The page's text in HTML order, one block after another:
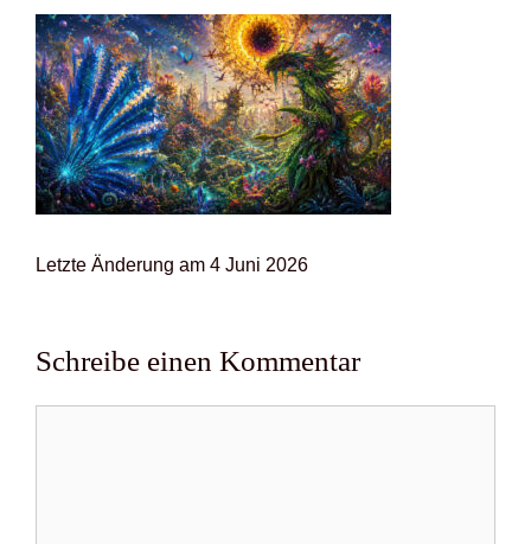
Letz­te Ände­rung am 4 Juni 2026
Schreibe einen Kommentar